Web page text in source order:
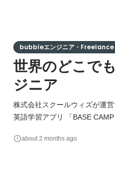
bubbleエンジニア・Freelance
世界のどこで
ジニア
株式会社スクールウィズが運
英語学習アプリ 「BASE
用のため、運用・保守を中心
about 2 months ago